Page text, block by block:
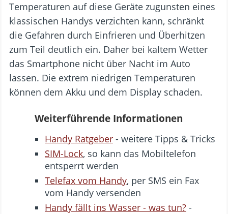
Temperaturen auf diese Geräte zugunsten eines
klassischen Handys verzichten kann, schränkt
die Gefahren durch Einfrieren und Überhitzen
zum Teil deutlich ein. Daher bei kaltem Wetter
das Smartphone nicht über Nacht im Auto
lassen. Die extrem niedrigen Temperaturen
können dem Akku und dem Display schaden.
Weiterführende Informationen
Handy Ratgeber - weitere Tipps & Tricks
SIM-Lock, so kann das Mobiltelefon
entsperrt werden
Telefax vom Handy, per SMS ein Fax
vom Handy versenden
Handy fällt ins Wasser - was tun? -